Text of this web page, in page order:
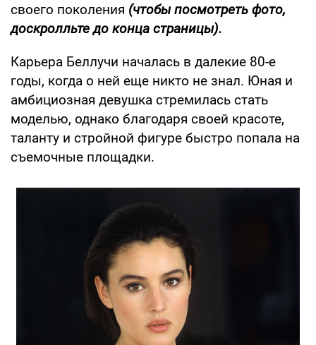
своего поколения (чтобы посмотреть фото,
доскролльте до конца страницы).
Карьера Беллучи началась в далекие 80-е
годы, когда о ней еще никто не знал. Юная и
амбициозная девушка стремилась стать
моделью, однако благодаря своей красоте,
таланту и стройной фигуре быстро попала на
съемочные площадки.